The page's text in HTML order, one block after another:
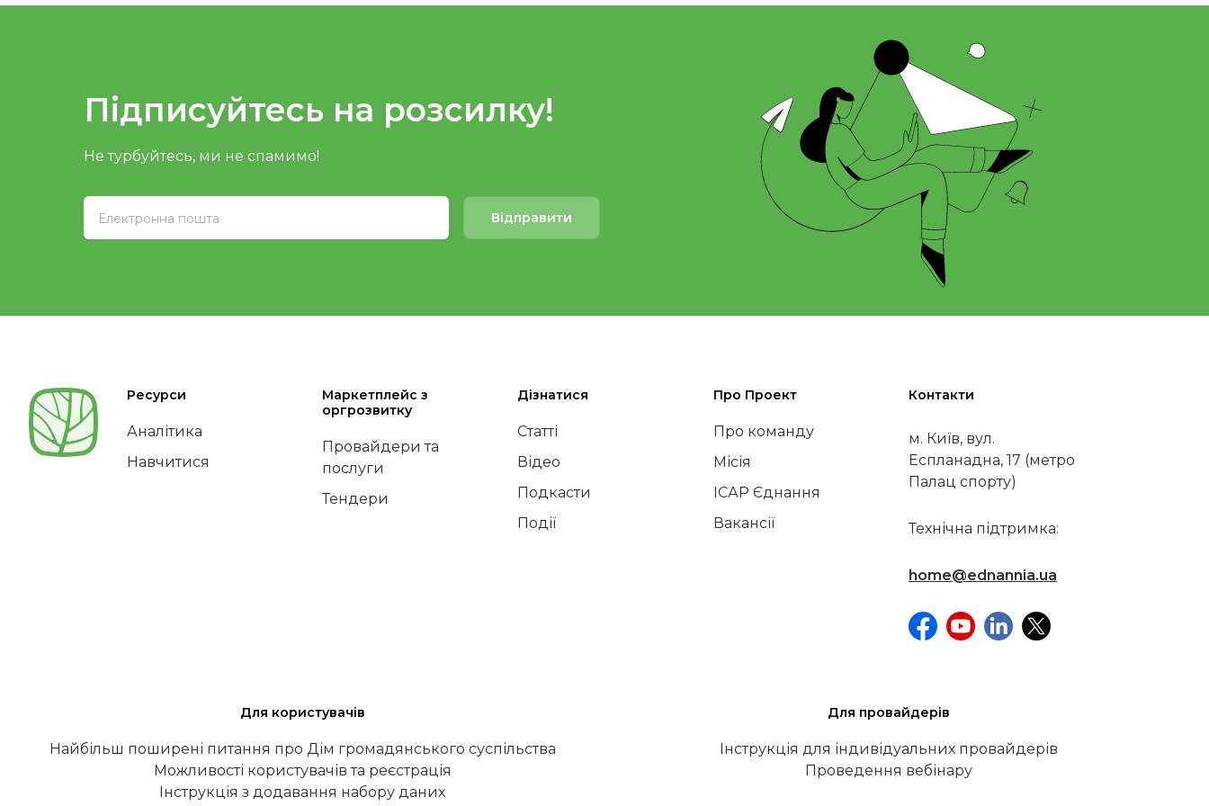
Підписуйтесь на розсилку!
Не турбуйтесь, ми не спамимо!
Відправити
Ресурси
Аналітика
Навчитися
Маркетплейс з
оргрозвитку
Провайдери та
послуги
Тендери
Дізнатися
Статті
Відео
Подкасти
Події
Про Проект
Про команду
Місія
ІСАР Єднання
Вакансії
Контакти
м. Київ, вул.
Еспланадна, 17 (метро
Палац спорту)
Технічна підтримка:
home@ednannia.ua
Для користувачів
Найбільш поширені питання про Дім громадянського суспільства
Можливості користувачів та реєстрація
Інструкція з додавання набору даних
Для провайдерів
Інструкція для індивідуальних провайдерів
Проведення вебінару